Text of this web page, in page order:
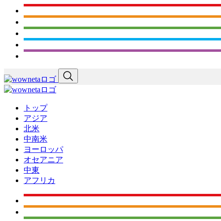
トップ
アジア
北米
中南米
ヨーロッパ
オセアニア
中東
アフリカ